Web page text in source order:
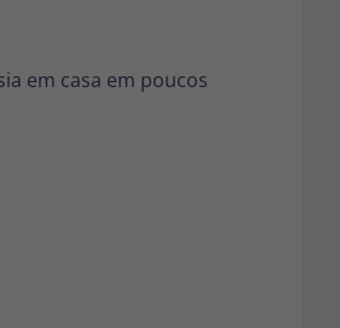
em casa em poucos